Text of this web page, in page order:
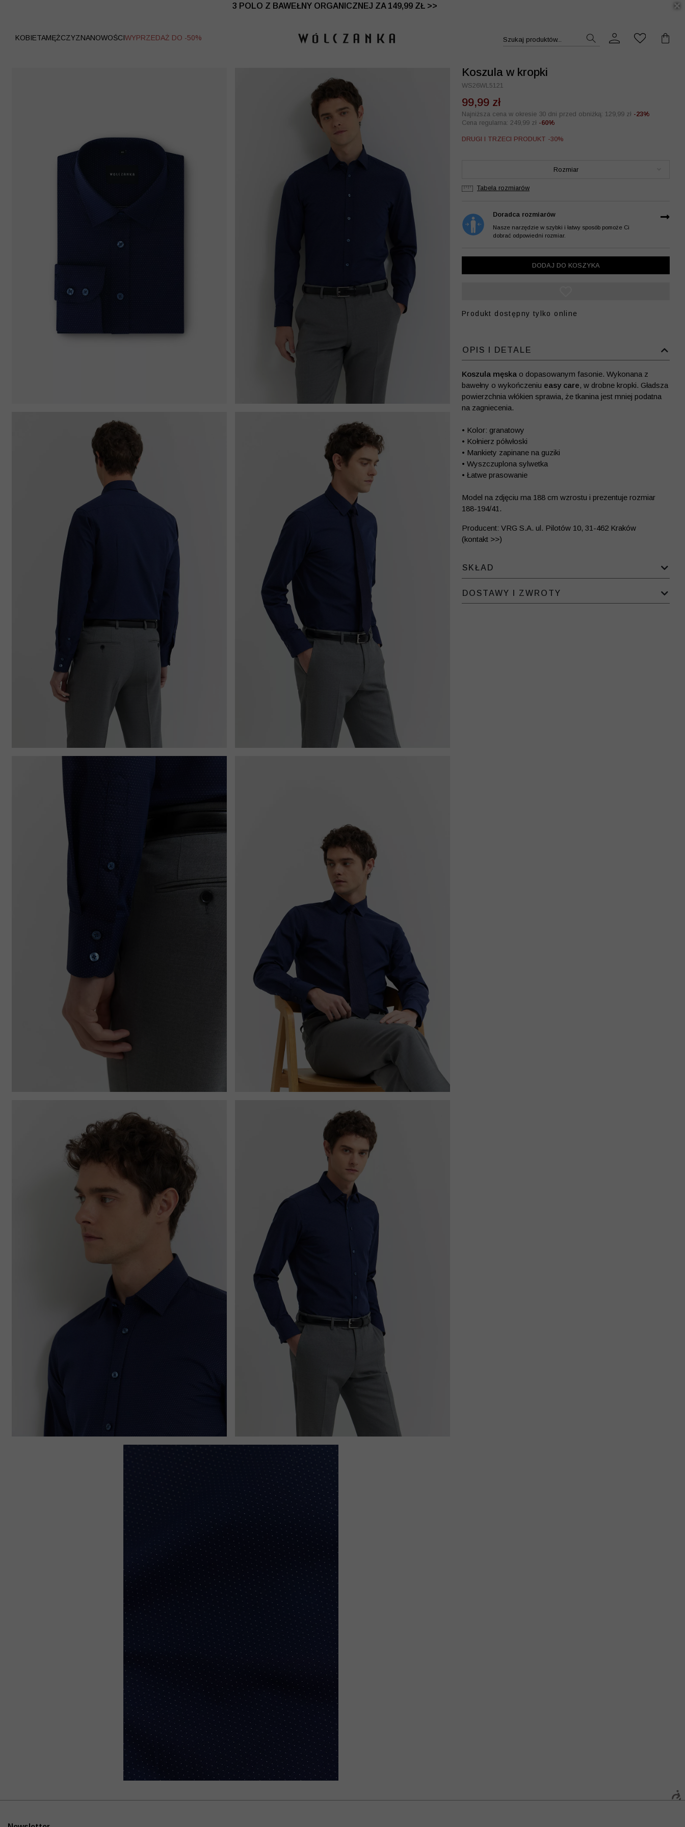
3 POLO Z BAWEŁNY ORGANICZNEJ ZA 149,99 ZŁ >>
WYPRZEDAŻ DO -50% | DODATKOWE -30% NA DRUGI I TRZECI PRODUKT >>
KOBIETAMĘŻCZYZNANOWOŚCIWYPRZEDAŻ DO -50% Szukaj produktów...
Koszula w kropki
WS26WL5121
99,99 zł
Najniższa cena w okresie 30 dni przed obniżką: 129,99 zł -23%
Cena regularna: 249,99 zł -60%
DRUGI I TRZECI PRODUKT -30%
Rozmiar
Tabela rozmiarów
Doradca rozmiarów
Nasze narzędzie w szybki i łatwy sposób pomoże Ci
dobrać odpowiedni rozmiar.
DODAJ DO KOSZYKA
Produkt dostępny tylko online
OPIS I DETALE
Koszula męska o dopasowanym fasonie. Wykonana z
bawełny o wykończeniu easy care, w drobne kropki. Gładsza
powierzchnia włókien sprawia, że tkanina jest mniej podatna
na zagniecenia.
• Kolor: granatowy
• Kołnierz półwłoski
• Mankiety zapinane na guziki
• Wyszczuplona sylwetka
• Łatwe prasowanie
Model na zdjęciu ma 188 cm wzrostu i prezentuje rozmiar
188-194/41.
Producent: VRG S.A. ul. Pilotów 10, 31-462 Kraków
(kontakt >>)
SKŁAD
DOSTAWY I ZWROTY